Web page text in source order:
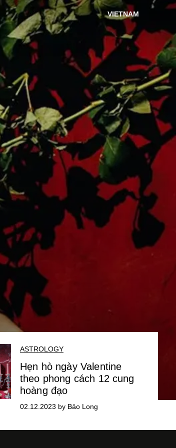
VIETNAM
ASTROLOGY
Hẹn hò ngày Valentine
theo phong cách 12 cung
hoàng đạo
02.12.2023 by Bảo Long